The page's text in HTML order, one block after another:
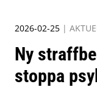
2026-02-25 |
Ny
stoppa